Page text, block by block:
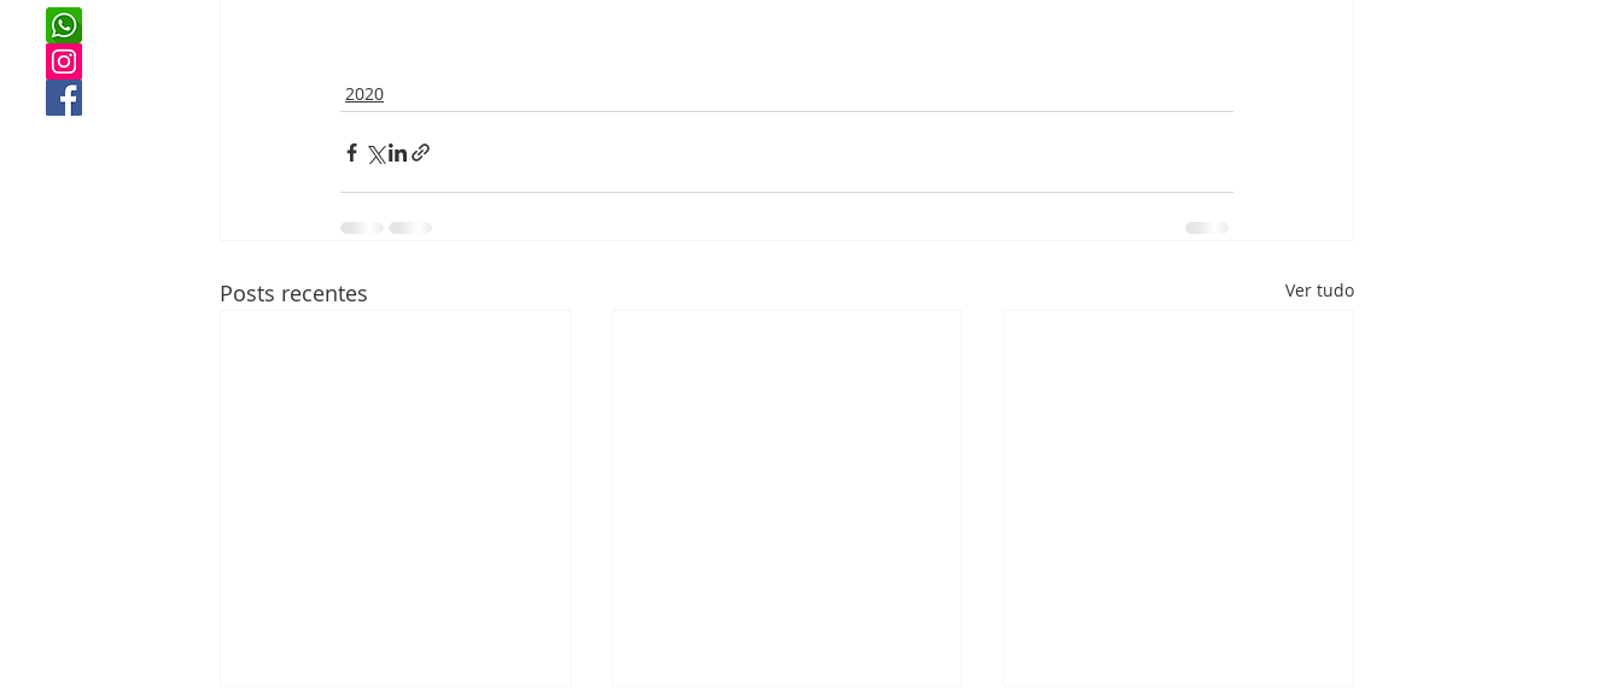
2020
Posts recentes Ver tudo